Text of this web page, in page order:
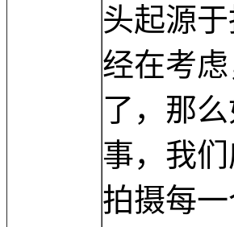
头起源
经在考
了，那
事，我
拍摄每